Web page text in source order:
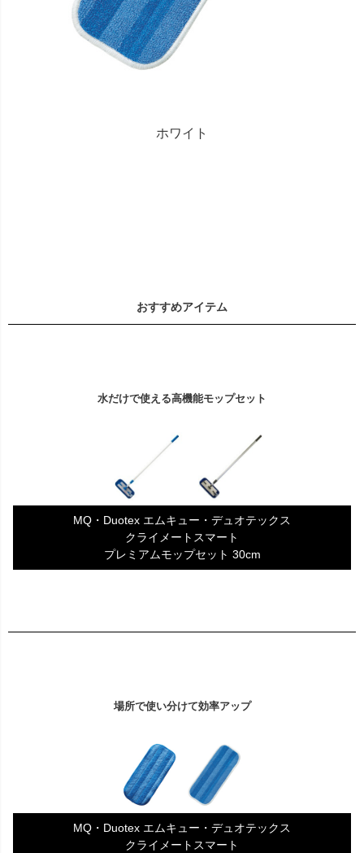
ホワイト
おすすめアイテム
水だけで使える高機能モップセット
MQ・Duotex エムキュー・デュオテックス
クライメートスマート
プレミアムモップセット 30cm
場所で使い分けて効率アップ
MQ・Duotex エムキュー・デュオテックス
クライメートスマート